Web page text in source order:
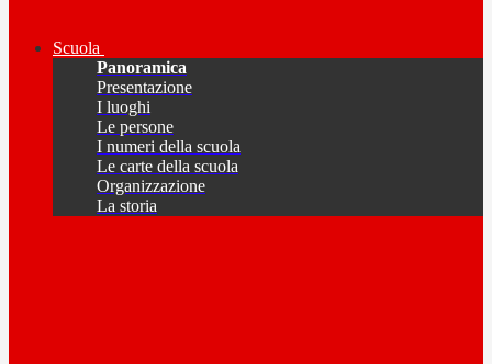
Scuola
Panoramica
Presentazione
I luoghi
Le persone
I numeri della scuola
Le carte della scuola
Organizzazione
La storia